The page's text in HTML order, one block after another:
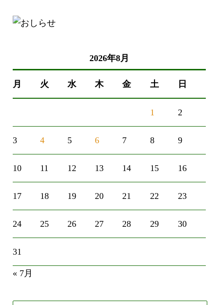
2026年8月
月 火 水 木 金 土 日
1 2
3 4 5 6 7 8 9
10 11 12 13 14 15 16
17 18 19 20 21 22 23
24 25 26 27 28 29 30
31
« 7月